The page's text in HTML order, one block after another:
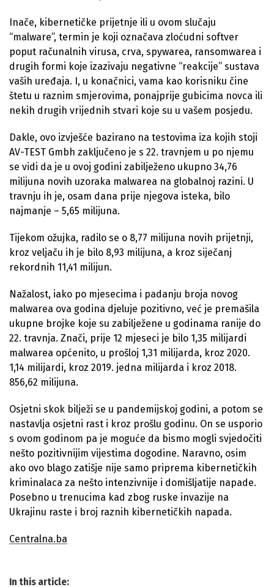
Inače, kibernetičke prijetnje ili u ovom slučaju
“malware”, termin je koji označava zloćudni softver
poput računalnih virusa, crva, spywarea, ransomwarea i
drugih formi koje izazivaju negativne “reakcije” sustava
vaših uređaja. I, u konačnici, vama kao korisniku čine
štetu u raznim smjerovima, ponajprije gubicima novca ili
nekih drugih vrijednih stvari koje su u vašem posjedu.
Dakle, ovo izvješće bazirano na testovima iza kojih stoji
AV-TEST Gmbh zaključeno je s 22. travnjem u po njemu
se vidi da je u ovoj godini zabilježeno ukupno 34,76
milijuna novih uzoraka malwarea na globalnoj razini. U
travnju ih je, osam dana prije njegova isteka, bilo
najmanje – 5,65 milijuna.
Tijekom ožujka, radilo se o 8,77 milijuna novih prijetnji,
kroz veljaču ih je bilo 8,93 milijuna, a kroz siječanj
rekordnih 11,41 milijun.
Nažalost, iako po mjesecima i padanju broja novog
malwarea ova godina djeluje pozitivno, već je premašila
ukupne brojke koje su zabilježene u godinama ranije do
22. travnja. Znači, prije 12 mjeseci je bilo 1,35 milijardi
malwarea općenito, u prošloj 1,31 milijarda, kroz 2020.
1,14 milijardi, kroz 2019. jedna milijarda i kroz 2018.
856,62 milijuna.
Osjetni skok bilježi se u pandemijskoj godini, a potom se
nastavlja osjetni rast i kroz prošlu godinu. On se usporio
s ovom godinom pa je moguće da bismo mogli svjedočiti
nešto pozitivnijim vijestima dogodine. Naravno, osim
ako ovo blago zatišje nije samo priprema kibernetičkih
kriminalaca za nešto intenzivnije i domišljatije napade.
Posebno u trenucima kad zbog ruske invazije na
Ukrajinu raste i broj raznih kibernetičkih napada.
Centralna.ba
In this article: